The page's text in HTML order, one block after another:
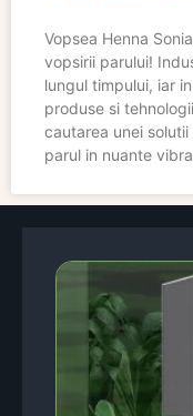
Vopsea Henna
vopsirii parului!
lungul timpului, iar
produse si
cautarea unei
parul in nuante